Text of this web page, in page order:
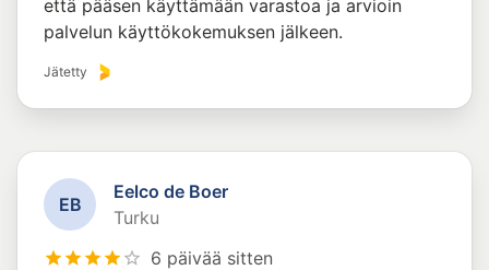
että pääsen käyttämään varastoa ja arvioin
palvelun käyttökokemuksen jälkeen.
Jätetty
EB
Eelco de Boer
Turku
6 päivää sitten